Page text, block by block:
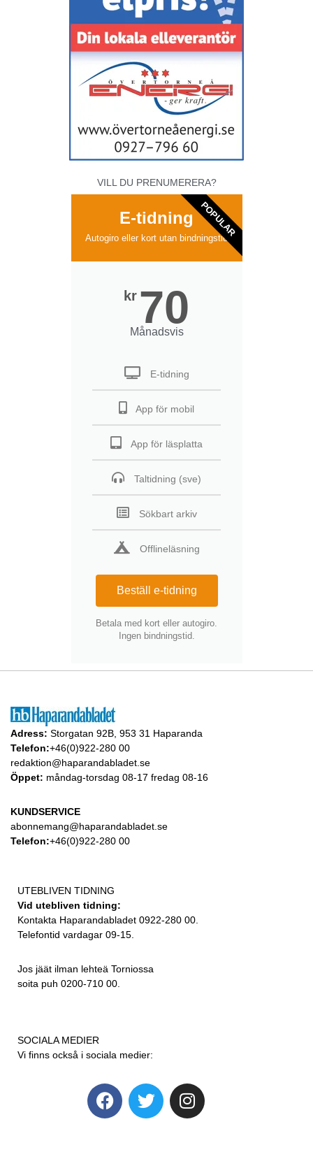
VILL DU PRENUMERERA?
E-tidning
Autogiro eller kort utan bindningstid
kr 70
Månadsvis
E-tidning
App för mobil
App för läsplatta
Taltidning (sve)
Sökbart arkiv
Offlineläsning
Beställ e-tidning
Betala med kort eller autogiro.
Ingen bindningstid.
POPULAR
Adress: Storgatan 92B, 953 31 Haparanda
Telefon:+46(0)922-280 00
redaktion@haparandabladet.se
Öppet: måndag-torsdag 08-17 fredag 08-16
KUNDSERVICE
abonnemang@haparandabladet.se
Telefon:+46(0)922-280 00
UTEBLIVEN TIDNING
Vid utebliven tidning:
Kontakta Haparandabladet 0922-280 00.
Telefontid vardagar 09-15.
Jos jäät ilman lehteä Torniossa
soita puh 0200-710 00.
SOCIALA MEDIER
Vi finns också i sociala medier: